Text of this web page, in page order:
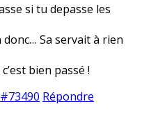
si tu depasse les
Sa servait à rien
bien passé !
#73490 Répondre